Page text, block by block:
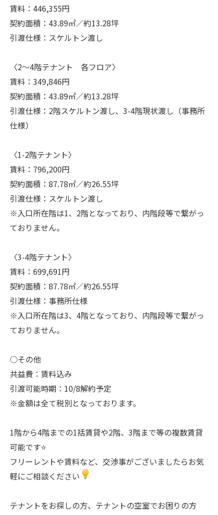
賃料：446,355円
契約面積：43.89㎡／約13.28坪
引渡仕様：スケルトン渡し
〈2～4階テナント 各フロア〉
賃料：349,846円
契約面積：43.89㎡／約13.28坪
引渡仕様：2階スケルトン渡し、3-4階現状渡し（事務所
仕様）
〈1-2階テナント〉
賃料：796,200円
契約面積：87.78㎡／約26.55坪
引渡仕様：スケルトン渡し
※入口所在階は1、2階となっており、内階段等で繋がっ
ておりません。
〈3-4階テナント〉
賃料：699,691円
契約面積：87.78㎡／約26.55坪
引渡仕様：事務所仕様
※入口所在階は3、4階となっており、内階段等で繋がっ
ておりません。
○その他
共益費：賃料込み
引渡可能時期：10/8解約予定
※金額は全て税別となっております。
1階から4階までの1括賃貸や2階、3階まで等の複数賃貸
可能です⭐
フリーレントや賃料など、交渉事がございましたらお気
軽にご相談ください
テナントをお探しの方、テナントの空室でお困りの方